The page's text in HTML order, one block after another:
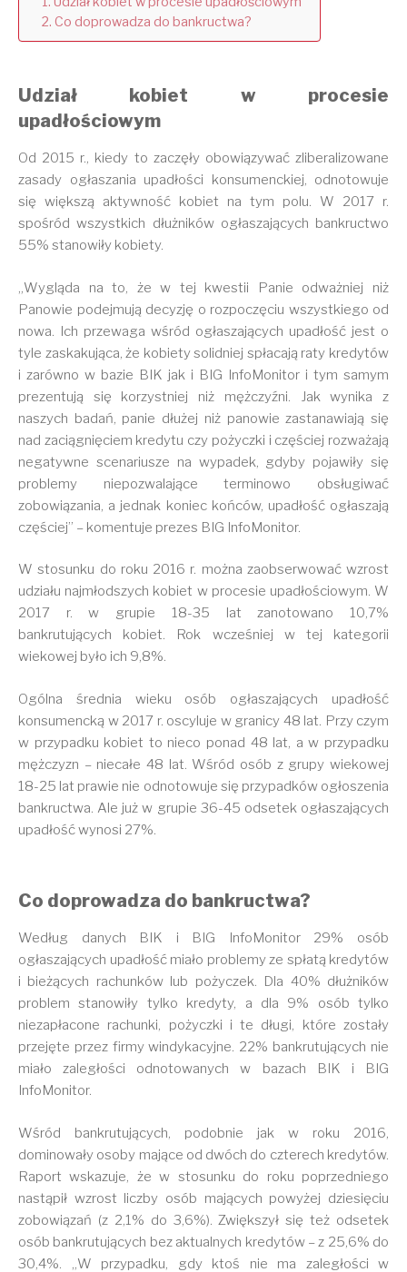
Co doprowadza do bankructwa?
Udział kobiet w procesie
upadłościowym
Od 2015 r., kiedy to zaczęły obowiązywać zliberalizowane
zasady ogłaszania upadłości konsumenckiej, odnotowuje
się większą aktywność kobiet na tym polu. W 2017 r.
spośród wszystkich dłużników ogłaszających bankructwo
55% stanowiły kobiety.
„Wygląda na to, że w tej kwestii Panie odważniej niż
Panowie podejmują decyzję o rozpoczęciu wszystkiego od
nowa. Ich przewaga wśród ogłaszających upadłość jest o
tyle zaskakująca, że kobiety solidniej spłacają raty kredytów
i zarówno w bazie BIK jak i BIG InfoMonitor i tym samym
prezentują się korzystniej niż mężczyźni. Jak wynika z
naszych badań, panie dłużej niż panowie zastanawiają się
nad zaciągnięciem kredytu czy pożyczki i częściej rozważają
negatywne scenariusze na wypadek, gdyby pojawiły się
problemy niepozwalające terminowo obsługiwać
zobowiązania, a jednak koniec końców, upadłość ogłaszają
częściej” – komentuje prezes BIG InfoMonitor.
W stosunku do roku 2016 r. można zaobserwować wzrost
udziału najmłodszych kobiet w procesie upadłościowym. W
2017 r. w grupie 18-35 lat zanotowano 10,7%
bankrutujących kobiet. Rok wcześniej w tej kategorii
wiekowej było ich 9,8%.
Ogólna średnia wieku osób ogłaszających upadłość
konsumencką w 2017 r. oscyluje w granicy 48 lat. Przy czym
w przypadku kobiet to nieco ponad 48 lat, a w przypadku
mężczyzn – niecałe 48 lat. Wśród osób z grupy wiekowej
18-25 lat prawie nie odnotowuje się przypadków ogłoszenia
bankructwa. Ale już w grupie 36-45 odsetek ogłaszających
upadłość wynosi 27%.
Co doprowadza do bankructwa?
Według danych BIK i BIG InfoMonitor 29% osób
ogłaszających upadłość miało problemy ze spłatą kredytów
i bieżących rachunków lub pożyczek. Dla 40% dłużników
problem stanowiły tylko kredyty, a dla 9% osób tylko
niezapłacone rachunki, pożyczki i te długi, które zostały
przejęte przez firmy windykacyjne. 22% bankrutujących nie
miało zaległości odnotowanych w bazach BIK i BIG
InfoMonitor.
Wśród bankrutujących, podobnie jak w roku 2016,
dominowały osoby mające od dwóch do czterech kredytów.
Raport wskazuje, że w stosunku do roku poprzedniego
nastąpił wzrost liczby osób mających powyżej dziesięciu
zobowiązań (z 2,1% do 3,6%). Zwiększył się też odsetek
osób bankrutujących bez aktualnych kredytów – z 25,6% do
30,4%. „W przypadku, gdy ktoś nie ma zaległości w